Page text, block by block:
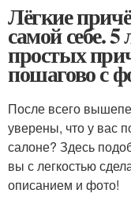
Лёгкие
самой себе.
простых
пошагово с
После всего
уверены, что у вас
салоне? Здесь
вы с легкостью
описанием и фото!